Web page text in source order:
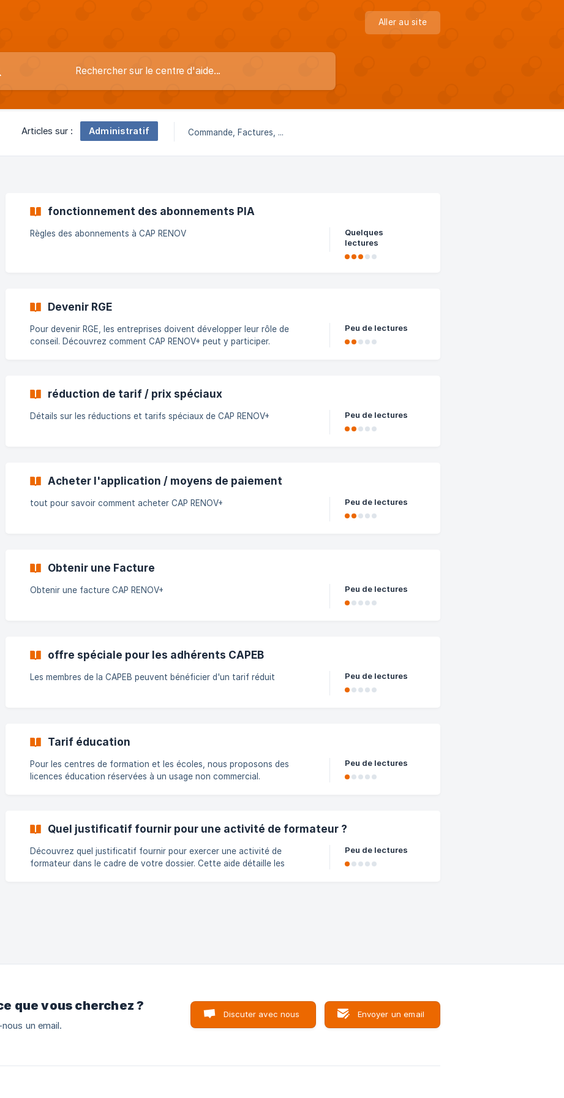
Aller au site
Articles sur : Administratif Commande, Factures, ...
fonctionnement des abonnements PIA
Règles des abonnements à CAP RENOV
Quelques
lectures
Devenir RGE
Pour devenir RGE, les entreprises doivent développer leur rôle de
conseil. Découvrez comment CAP RENOV+ peut y participer.
Peu de lectures
réduction de tarif / prix spéciaux
Détails sur les réductions et tarifs spéciaux de CAP RENOV+ Peu de lectures
Acheter l'application / moyens de paiement
tout pour savoir comment acheter CAP RENOV+ Peu de lectures
Obtenir une Facture
Obtenir une facture CAP RENOV+ Peu de lectures
offre spéciale pour les adhérents CAPEB
Les membres de la CAPEB peuvent bénéficier d'un tarif réduit Peu de lectures
Tarif éducation
Pour les centres de formation et les écoles, nous proposons des
licences éducation réservées à un usage non commercial.
Peu de lectures
Quel justificatif fournir pour une activité de formateur ?
Découvrez quel justificatif fournir pour exercer une activité de
formateur dans le cadre de votre dossier. Cette aide détaille les
Peu de lectures
que vous cherchez ?
un email.
Discuter avec nous Envoyer un email